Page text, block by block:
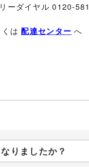
ーダイヤル 0120-
くは配達センター へ
りましたか？